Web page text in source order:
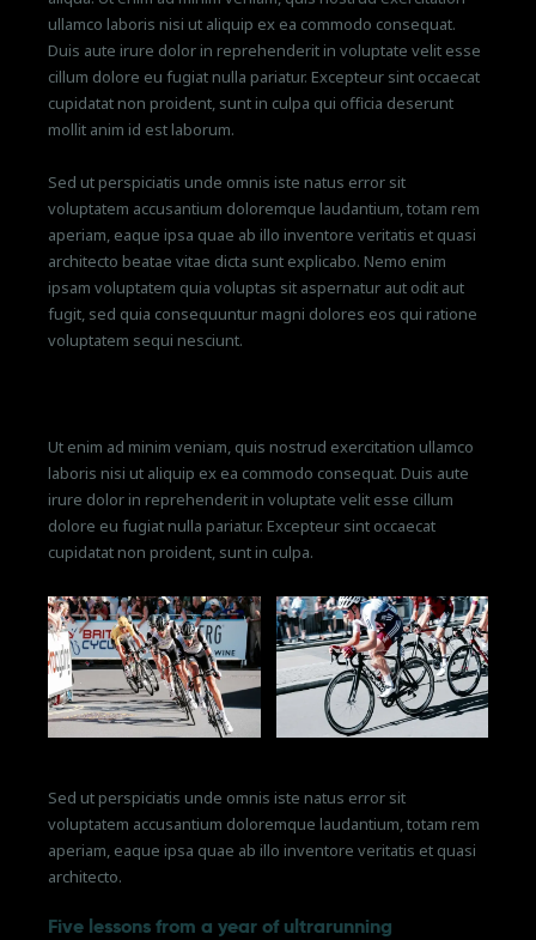
ullamco laboris nisi ut aliquip ex ea commodo consequat.
Duis aute irure dolor in reprehenderit in voluptate velit esse
cillum dolore eu fugiat nulla pariatur. Excepteur sint occaecat
cupidatat non proident, sunt in culpa qui officia deserunt
mollit anim id est laborum.
Sed ut perspiciatis unde omnis iste natus error sit
voluptatem accusantium doloremque laudantium, totam rem
aperiam, eaque ipsa quae ab illo inventore veritatis et quasi
architecto beatae vitae dicta sunt explicabo. Nemo enim
ipsam voluptatem quia voluptas sit aspernatur aut odit aut
fugit, sed quia consequuntur magni dolores eos qui ratione
voluptatem sequi nesciunt.
Ut enim ad minim veniam, quis nostrud exercitation ullamco
laboris nisi ut aliquip ex ea commodo consequat. Duis aute
irure dolor in reprehenderit in voluptate velit esse cillum
dolore eu fugiat nulla pariatur. Excepteur sint occaecat
cupidatat non proident, sunt in culpa.
Sed ut perspiciatis unde omnis iste natus error sit
voluptatem accusantium doloremque laudantium, totam rem
aperiam, eaque ipsa quae ab illo inventore veritatis et quasi
architecto.
Five lessons from a year of ultrarunning